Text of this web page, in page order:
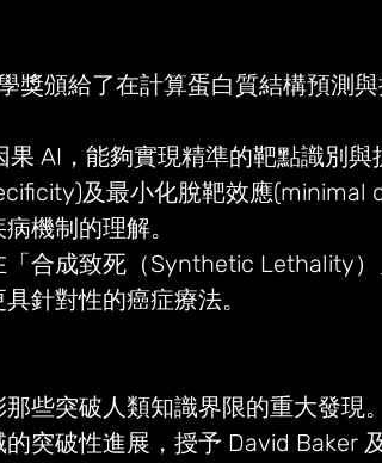
獎頒給了在計算蛋白質結構預測
果 AI，能夠實現精準的靶點識別
及最小化脫靶效應
機制的理解。
「合成致死（Synthetic Lethality
針對性的癌症療法。
些突破人類知識界限的重大發現
突破性進展，授予 David Baker